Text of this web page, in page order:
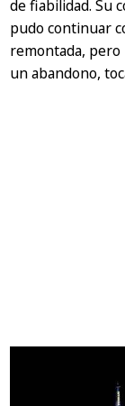
de fiabilidad. Su
pudo continuar
remontada, pero
un abandono,